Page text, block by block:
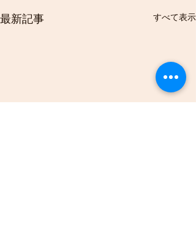
最新記事 すべて表示